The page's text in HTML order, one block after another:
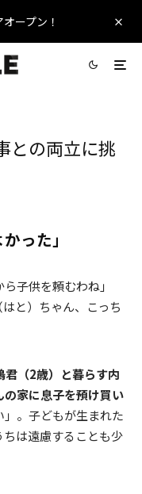
ープン！
との両立に挑
った」
子供を頼むわね」
と）ちゃん、こっち
君（2歳）と暮らす内
家に息子を預け買い
」。子どもが生まれた
は遠慮することも少